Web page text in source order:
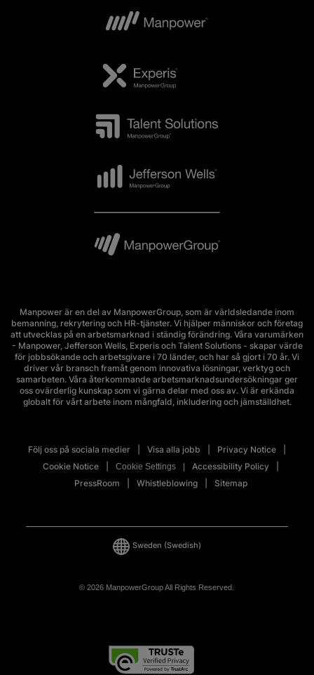
Manpower är en del av ManpowerGroup, som är världsledande inom
bemanning, rekrytering och HR-tjänster. Vi hjälper människor och företag
att utvecklas på en arbetsmarknad i ständig förändring. Våra varumärken
- Manpower, Jefferson Wells, Experis och Talent Solutions - skapar värde
för jobbsökande och arbetsgivare i 70 länder, och har så gjort i 70 år. Vi
driver vår bransch framåt genom innovativa lösningar, verktyg och
samarbeten. Våra återkommande arbetsmarknadsundersökningar ger
oss ovärderlig kunskap som vi gärna delar med oss av. Vi är erkända
globalt för vårt arbete inom mångfald, inkludering och jämställdhet.
Följ oss på sociala medier Visa alla jobb
Privacy Notice
Cookie Notice
Cookie Settings
Accessibility Policy
PressRoom
Whistleblowing Sitemap
© 2026 ManpowerGroup All Rights Reserved.
Sweden (Swedish)